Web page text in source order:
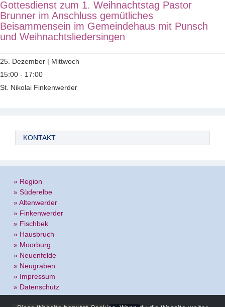
Gottesdienst zum 1. Weihnachtstag Pastor
Brunner im Anschluss gemütliches
Beisammensein im Gemeindehaus mit Punsch
und Weihnachtsliedersingen
25. Dezember | Mittwoch
15:00 - 17:00
St. Nikolai Finkenwerder
KONTAKT
» Region
» Süderelbe
» Altenwerder
» Finkenwerder
» Fischbek
» Hausbruch
» Moorburg
» Neuenfelde
» Neugraben
» Impressum
» Datenschutz